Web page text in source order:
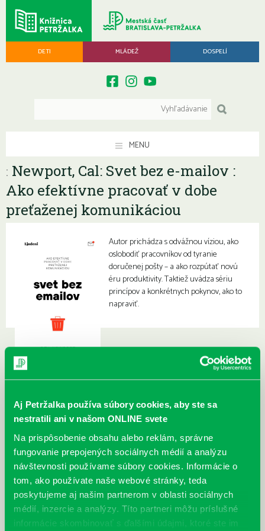
Aj Petržalka používa súbory cookies, aby ste sa
nestratili ani v našom ONLINE svete
Na prispôsobenie obsahu alebo reklám, správne
fungovanie prepojených sociálnych médií a analýzu
návštevnosti používame súbory cookies. Informácie o
tom, ako používate naše webové stránky, teda
poskytujeme aj našim partnerom v oblasti sociálnych
médií, inzercie a analýzy. Títo partneri môžu príslušné
informácie skombinovať s ďalšími údajmi, ktoré ste im
DETI MLÁDEŽ DOSPELÍ
MENU
: Newport, Cal: Svet bez e-mailov :
Ako efektívne pracovať v dobe
preťaženej komunikáciou
Autor prichádza s odvážnou víziou, ako
oslobodiť pracovníkov od tyranie
doručenej pošty – a ako rozpútať novú
éru produktivity. Taktiež uvádza sériu
princípov a konkrétnych pokynov, ako to
napraviť.